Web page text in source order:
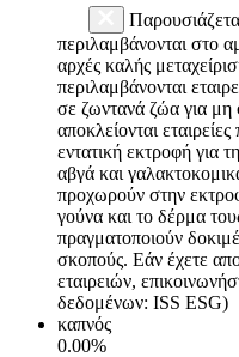
περιλαμβάνονται στο
αρχές καλής
περιλαμβάνονται
σε ζωντανά ζώα για
αποκλείονται
εντατική εκτροφή για
αβγά και
προχωρούν στην
γούνα και το δέρμα
πραγματοποιούν
σκοπούς. Εάν έχετε
εταιρειών,
δεδομένων: ISS ESG)
καπνός
0.00%